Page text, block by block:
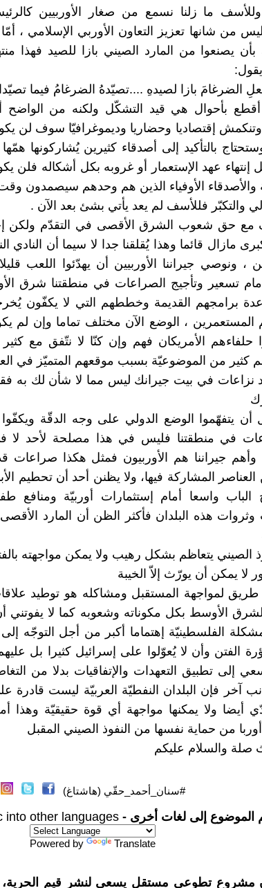
وللأسف ما زلنا نسمع من صغار الأوربيين
من شانها تعزيز التعاون الأوربي الإسلامي ،
يصنعوا من المارد الصيني بازا للصيد فهذا
الضرغامَ بازا لصيدهِ ....تصيّدهُ الضرغامُ فيما تصيّدا
أقطع بأحوال هي قيد التشكّل ولكنه من الواضح أن
إقتصاديا وحضاريا وديموغرافيّا سوف لن
بالتأكيد إلى أصدقاء كثيرين يُشاركونها همّها
عهد الإستعمار أو غروبه بكل أشكاله فلن
والأصدقاء الأوفياء الذين هم وحدهم سيصمدون
والتكبّر فللأسف لم يعد يأتي بشئ بعد الآن .
مع حق شعوب الشرق الأقصى في التقدّم ولكن
مازال قائما وهذا يُقلقنا جدا لا سيما أن النادي
، ونوصي جيراننا الأوربيين أن يهدّئوا اللعب
أمام تسعير وتأجيج الصراعات في منطقتنا شرق
برامجهم القديمة وخططهم التي لا يكفّون
المستعمرين ، الوضع الآن مختلف تماما وإن لم
حلفاءهم الأمريكان فهم وإن كنّا لا نتّفق مع
كثير من الموضوعيّة بسبب موقعهم المتميّز في
نزاعات في بيت جيرانك ليس مما لا شأن لك به
أن يتفهّموا الوضع الدولي على وجه الدقّة
في منطقتنا فليس في هذا مصلحة لأحد لا
وأهم جيراننا هم الأوربيون فمثل هكذا صراعات
العناصر المشاركة فيها، ولا يظنن أحد أن تحطيم
الباب واسعا أمام إستثمارات أوربيّة ومنافع
وثروات هذه البلدان فأكثر الظن أن المارد
الصيني يتعاظم بشكل رهيب ولا يمكن مواجهته
لا يمكن أن يورّث إلاّ الخيبة
لمواجهة المستقبل ومشاكله هو توطيد
الأوسط بكل مكوناته وشعوبه كما لا يفوتني
الفلسطينيّة إهتماما أكبر من أجل
الفتن وأن لا يُعوّلوا على إسرائيل كثيرا بل
إلى تطبيق التعهدات والإتفاقيات بدلا من
آخر فإن البلدان النفطيّة العربيّة ليست قادرة
أيضا ولا يمكنها مواجهة أي قوة حقيقيّة وهذا
أوربا من حماية نفسها من النفوذ الصيني المقبل
صلة والسلام عليكم
#سنان_أحمد_حقّي (هاشتاغ)
الموضوع إلى لغات أخرى - into other languages
Powered by Translate
مشروع تطوعي مستقل يسعى لنشر قيم الحرية،